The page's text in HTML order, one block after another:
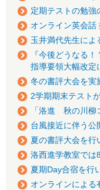
定期テストの勉強
オンライン英会話
玉井満代先生によ
『今後どうなる
指導要領大幅改定
冬の書評大会を実
2学期期末テスト
「洛進 秋の川柳
台風接近に伴う公
夏の書評大会を行
洛西進学教室では
夏期Day合宿を行
オンラインによる